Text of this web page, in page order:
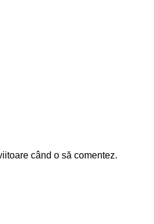
când o să comentez.